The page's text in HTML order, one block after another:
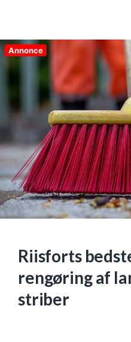
Annonce
Riisforts
rengøring af
striber